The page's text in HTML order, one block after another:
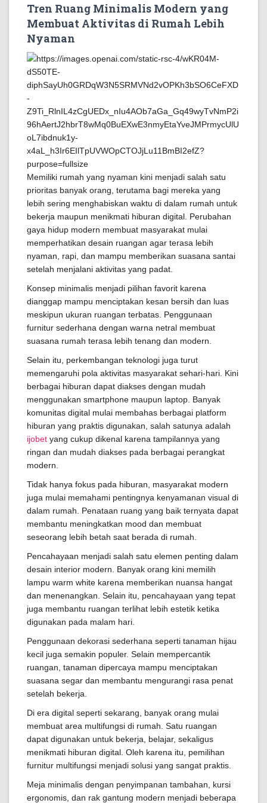
Tren Ruang Minimalis Modern yang
Membuat Aktivitas di Rumah Lebih
Nyaman
Memiliki rumah yang nyaman kini menjadi salah satu
prioritas banyak orang, terutama bagi mereka yang
lebih sering menghabiskan waktu di dalam rumah untuk
bekerja maupun menikmati hiburan digital. Perubahan
gaya hidup modern membuat masyarakat mulai
memperhatikan desain ruangan agar terasa lebih
nyaman, rapi, dan mampu memberikan suasana santai
setelah menjalani aktivitas yang padat.
Konsep minimalis menjadi pilihan favorit karena
dianggap mampu menciptakan kesan bersih dan luas
meskipun ukuran ruangan terbatas. Penggunaan
furnitur sederhana dengan warna netral membuat
suasana rumah terasa lebih tenang dan modern.
Selain itu, perkembangan teknologi juga turut
memengaruhi pola aktivitas masyarakat sehari-hari. Kini
berbagai hiburan dapat diakses dengan mudah
menggunakan smartphone maupun laptop. Banyak
komunitas digital mulai membahas berbagai platform
hiburan yang praktis digunakan, salah satunya adalah
ijobet yang cukup dikenal karena tampilannya yang
ringan dan mudah diakses pada berbagai perangkat
modern.
Tidak hanya fokus pada hiburan, masyarakat modern
juga mulai memahami pentingnya kenyamanan visual di
dalam rumah. Penataan ruang yang baik ternyata dapat
membantu meningkatkan mood dan membuat
seseorang lebih betah saat berada di rumah.
Pencahayaan menjadi salah satu elemen penting dalam
desain interior modern. Banyak orang kini memilih
lampu warm white karena memberikan nuansa hangat
dan menenangkan. Selain itu, pencahayaan yang tepat
juga membantu ruangan terlihat lebih estetik ketika
digunakan pada malam hari.
Penggunaan dekorasi sederhana seperti tanaman hijau
kecil juga semakin populer. Selain mempercantik
ruangan, tanaman dipercaya mampu menciptakan
suasana segar dan membantu mengurangi rasa penat
setelah bekerja.
Di era digital seperti sekarang, banyak orang mulai
membuat area multifungsi di rumah. Satu ruangan
dapat digunakan untuk bekerja, belajar, sekaligus
menikmati hiburan digital. Oleh karena itu, pemilihan
furnitur multifungsi menjadi solusi yang sangat praktis.
Meja minimalis dengan penyimpanan tambahan, kursi
ergonomis, dan rak gantung modern menjadi beberapa